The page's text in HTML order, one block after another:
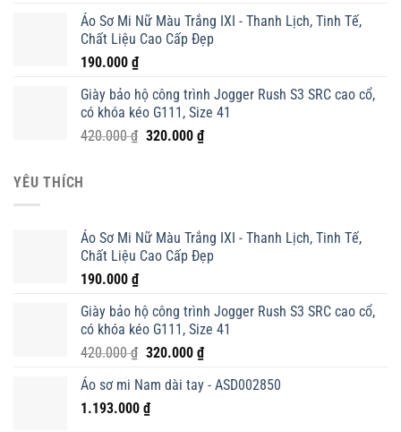
Áo Sơ Mi Nữ Màu Trắng IXI - Thanh Lịch, Tinh Tế,
Chất Liệu Cao Cấp Đẹp
190.000 ₫
Giày bảo hộ công trình Jogger Rush S3 SRC cao cổ,
có khóa kéo G111, Size 41
420.000₫ Giá
320.000 ₫Giá
YÊU THÍCH
Áo Sơ Mi Nữ Màu Trắng IXI - Thanh Lịch, Tinh Tế,
Chất Liệu Cao Cấp Đẹp
190.000 ₫
Giày bảo hộ công trình Jogger Rush S3 SRC cao cổ,
có khóa kéo G111, Size 41
420.000₫ Giá
là:
420.000 ₫.
320.000 ₫Giá
tại
Áo sơ mi Nam dài tay - ASD002850
1.193.000 ₫